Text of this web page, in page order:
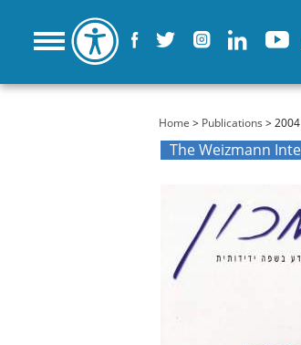
You are here
Home > Publications >